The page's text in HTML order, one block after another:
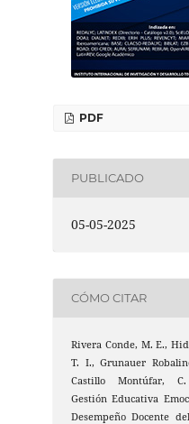
PDF
PUBLICADO
05-05-2025
CÓMO CITAR
Rivera Conde, M. E.,
T. I., Grunauer
Castillo Montúfar,
Gestión Educativa
Desempeño Docente